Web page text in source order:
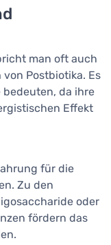
man oft auch
Postbiotika. Es
bedeuten, da ihre
Effekt
für die
Zu den
oder
fördern das